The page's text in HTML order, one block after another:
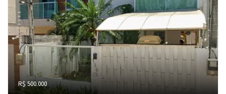
R$ 500.000